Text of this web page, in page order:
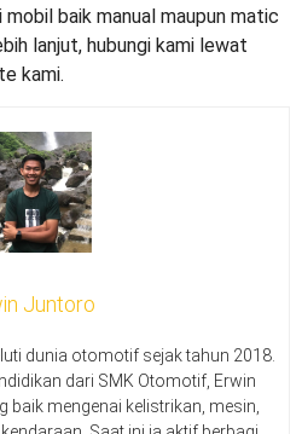
baik manual maupun matic
lanjut, hubungi kami lewat
kami.
Juntoro
dunia otomotif sejak tahun 2018.
dari SMK Otomotif, Erwin
baik mengenai kelistrikan, mesin,